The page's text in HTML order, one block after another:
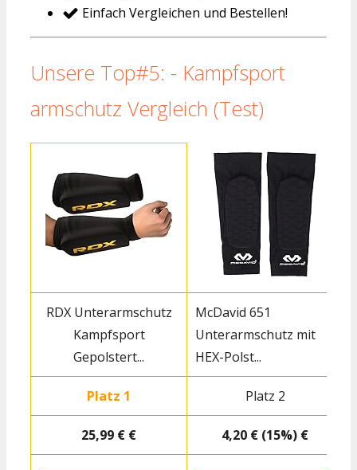
Einfach Vergleichen und Bestellen!
Unsere Top#5: - Kampfsport
armschutz Vergleich (Test)
RDX Unterarmschutz
Kampfsport
Gepolstert...
McDavid 651
Unterarmschutz mit
HEX-Polst...
Platz 1 Platz 2
25,99 € € 4,20 € (15%) €